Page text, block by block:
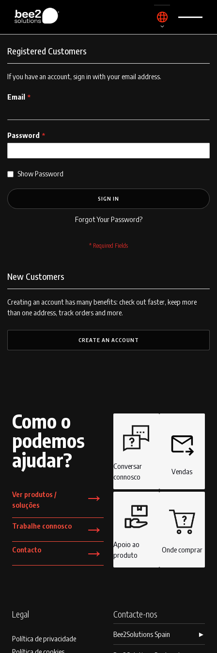
Content
Language
Registered Customers
If you have an account, sign in with your email address.
Email
Password
Show Password
SIGN IN
Forgot Your Password?
New Customers
Creating an account has many benefits: check out faster, keep more
than one address, track orders and more.
CREATE AN ACCOUNT
Como o
podemos
ajudar?
Ver produtos /
soluções
→
Trabalhe connosco →
Contacto →
Conversar
connosco
Vendas
Apoio ao
produto
Onde comprar
Legal
Política de privacidade
Contacte-nos
Bee2Solutions Spain ►